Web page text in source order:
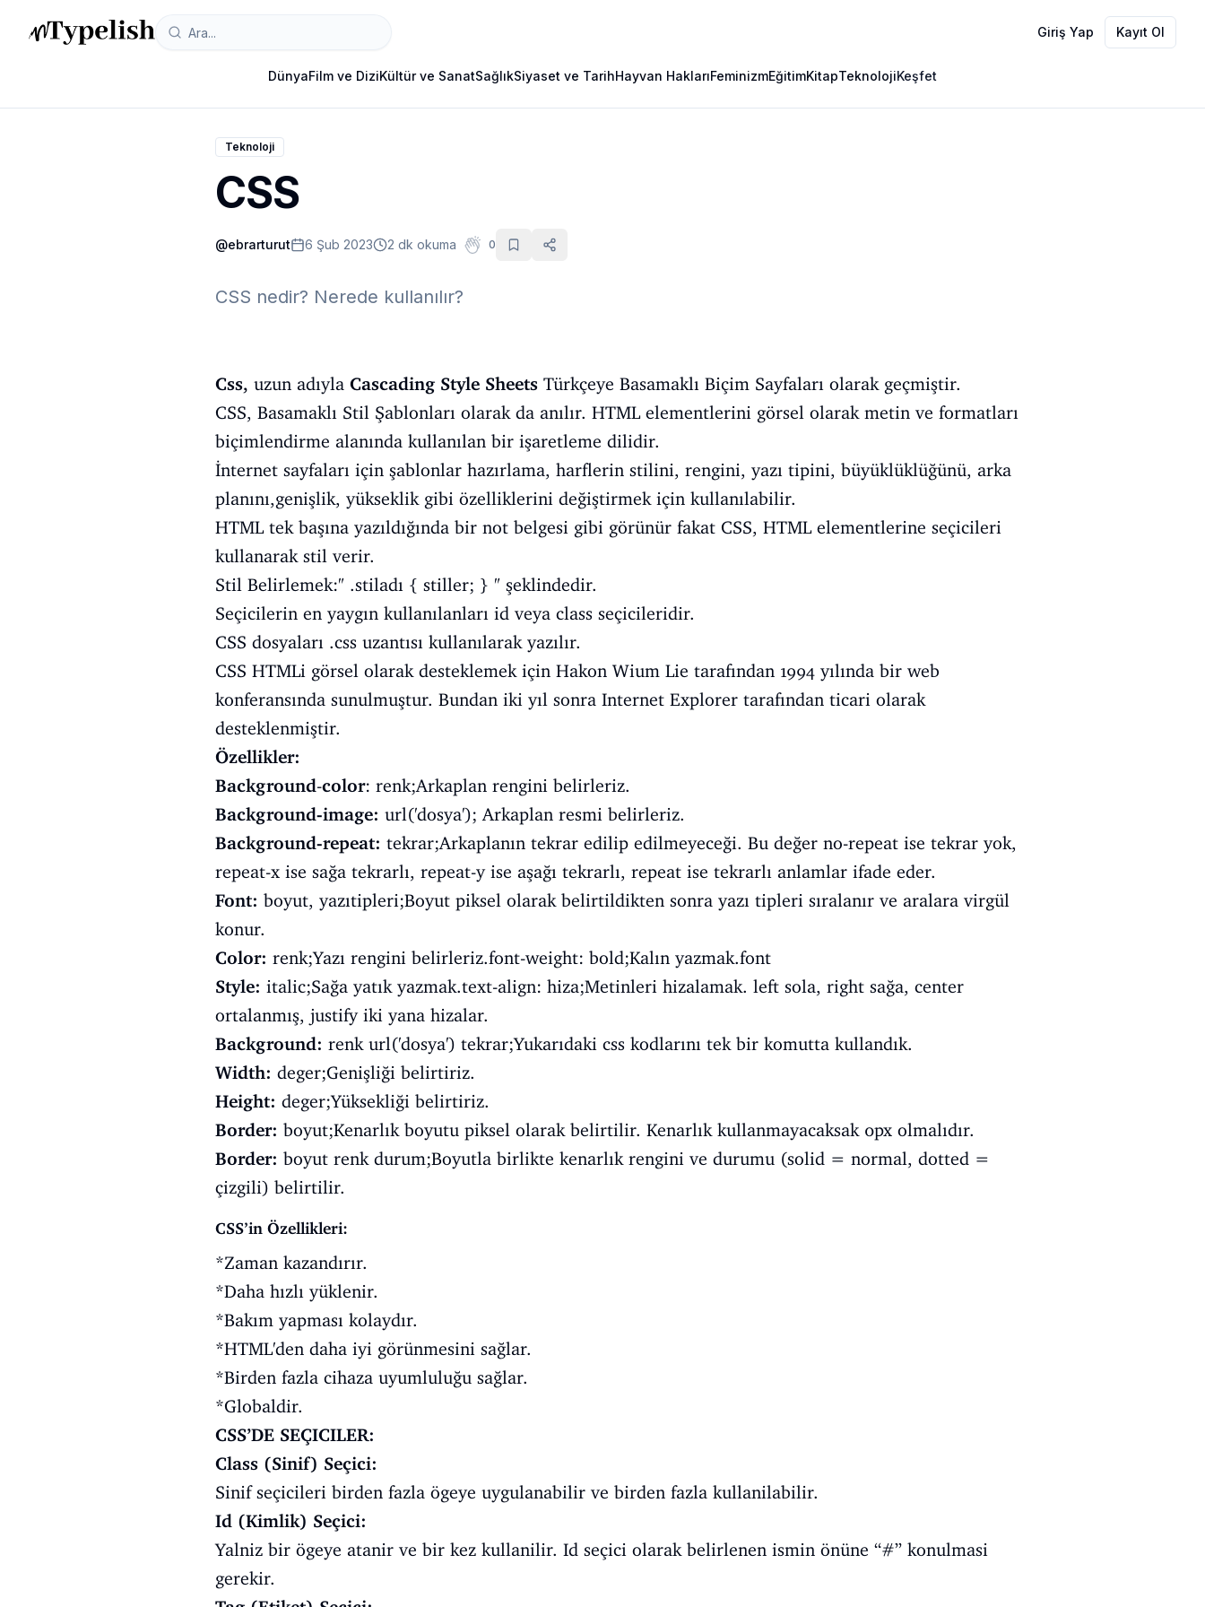
Giriş Yap Kayıt Ol
DünyaFilm ve DiziKültür ve SanatSağlıkSiyaset ve TarihHayvan HaklarıFeminizmEğitimKitapTeknolojiKeşfet
Teknoloji
CSS
@ebrarturut 6 Şub 2023 2 dk okuma 0
CSS nedir? Nerede kullanılır?
Css, uzun adıyla Cascading Style Sheets Türkçeye Basamaklı Biçim Sayfaları olarak geçmiştir.
CSS, Basamaklı Stil Şablonları olarak da anılır. HTML elementlerini görsel olarak metin ve formatları
biçimlendirme alanında kullanılan bir işaretleme dilidir.
İnternet sayfaları için şablonlar hazırlama, harflerin stilini, rengini, yazı tipini, büyüklüklüğünü, arka
planını,genişlik, yükseklik gibi özelliklerini değiştirmek için kullanılabilir.
HTML tek başına yazıldığında bir not belgesi gibi görünür fakat CSS, HTML elementlerine seçicileri
kullanarak stil verir.
Stil Belirlemek:" .stiladı { stiller; } " şeklindedir.
Seçicilerin en yaygın kullanılanları id veya class seçicileridir.
CSS dosyaları .css uzantısı kullanılarak yazılır.
CSS HTMLi görsel olarak desteklemek için Hakon Wium Lie tarafından 1994 yılında bir web
konferansında sunulmuştur. Bundan iki yıl sonra Internet Explorer tarafından ticari olarak
desteklenmiştir.
Özellikler:
Background-color: renk;Arkaplan rengini belirleriz.
Background-image: url('dosya'); Arkaplan resmi belirleriz.
Background-repeat: tekrar;Arkaplanın tekrar edilip edilmeyeceği. Bu değer no-repeat ise tekrar yok,
repeat-x ise sağa tekrarlı, repeat-y ise aşağı tekrarlı, repeat ise tekrarlı anlamlar ifade eder.
Font: boyut, yazıtipleri;Boyut piksel olarak belirtildikten sonra yazı tipleri sıralanır ve aralara virgül
konur.
Color: renk;Yazı rengini belirleriz.font-weight: bold;Kalın yazmak.font
Style: italic;Sağa yatık yazmak.text-align: hiza;Metinleri hizalamak. left sola, right sağa, center
ortalanmış, justify iki yana hizalar.
Background: renk url('dosya') tekrar;Yukarıdaki css kodlarını tek bir komutta kullandık.
Width: deger;Genişliği belirtiriz.
Height: deger;Yüksekliği belirtiriz.
Border: boyut;Kenarlık boyutu piksel olarak belirtilir. Kenarlık kullanmayacaksak 0px olmalıdır.
Border: boyut renk durum;Boyutla birlikte kenarlık rengini ve durumu (solid = normal, dotted =
çizgili) belirtilir.
CSS’in Özellikleri:
*Zaman kazandırır.
*Daha hızlı yüklenir.
*Bakım yapması kolaydır.
*HTML'den daha iyi görünmesini sağlar.
*Birden fazla cihaza uyumluluğu sağlar.
*Globaldir.
CSS’DE SEÇICILER:
Class (Sinif) Seçici:
Sinif seçicileri birden fazla ögeye uygulanabilir ve birden fazla kullanilabilir.
Id (Kimlik) Seçici:
Yalniz bir ögeye atanir ve bir kez kullanilir. Id seçici olarak belirlenen ismin önüne “#” konulmasi
gerekir.